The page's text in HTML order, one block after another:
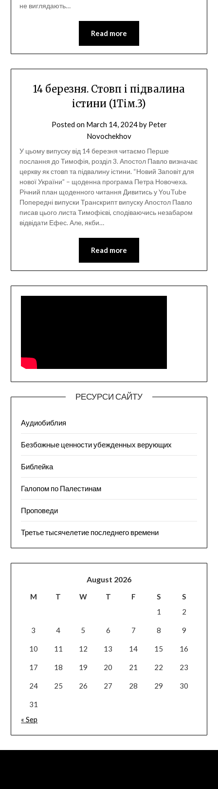
не виглядають…
Read more
14 березня. Стовп і підвалина
істини (1Тім.3)
Posted on March 14, 2024by Peter
Novochekhov
У цьому випуску від 14 березня читаємо Перше
послання до Тимофія, розділ 3. Апостол Павло визначає
церкву як стовп та підвалину істини. “Новий Заповіт для
нової України” – щоденна програма Петра Новочеха.
Річний план щоденного читання Дивитись у YouTube
Попередні випуски Транскрипт випуску Апостол Павло
писав цього листа Тимофієві, сподіваючись незабаром
відвідати Ефес. Але, якби…
Read more
РЕСУРСИ САЙТУ
Аудиобиблия
Безбожные ценности убежденных верующих
Библейка
Галопом по Палестинам
Проповеди
Третье тысячелетие последнего времени
August 2026
M T W T F S
S
1
2
3 4 5 6 7 8 9
10 11 12 13 14 15 16
17 18 19 20 21 22 23
24 25 26 27 28 29 30
31
« Sep